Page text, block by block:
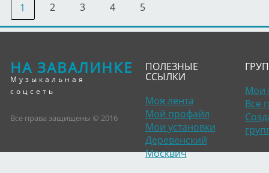
1 2 3 4 5
НА ЗАВАЛИНКЕ
Музыкальная
соцсеть
Все права защищены © 2016
ПОЛЕЗНЫЕ
ССЫЛКИ
Моя лента
Мой профайл
Мои установки
Деревенский
Москвич
Мои
Все